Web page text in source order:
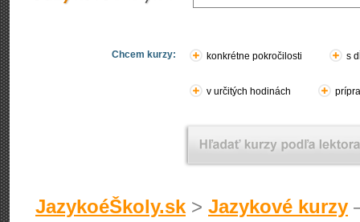
Chcem kurzy: konkrétne pokročilosti s
v určitých hodinách
JazykoéŠkoly.sk > Jazykové kurzy